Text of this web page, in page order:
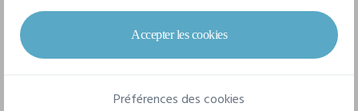
C34 C36 C38 C40 C42 C44
C50 c32
Accepter les cookies
Préférences des cookies